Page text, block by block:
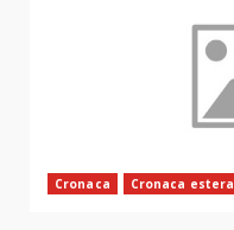
Cronaca Cronaca estera